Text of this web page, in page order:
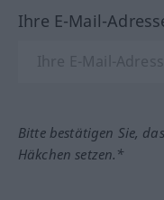
Ihre E-Mail-
Bitte bestätigen Sie,
Häkchen setzen.*